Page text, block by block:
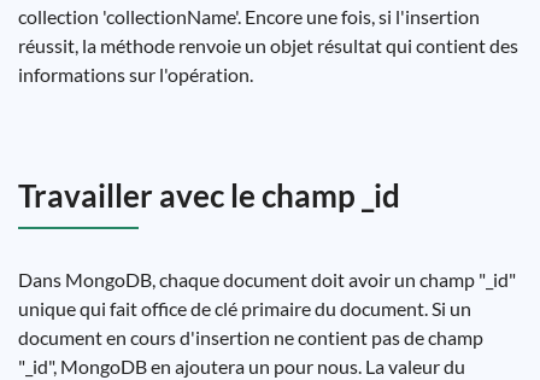
collection 'collectionName'. Encore une fois, si l'insertion
réussit, la méthode renvoie un objet résultat qui contient des
informations sur l'opération.
Travailler avec le champ _id
Dans MongoDB, chaque document doit avoir un champ "_id"
unique qui fait office de clé primaire du document. Si un
document en cours d'insertion ne contient pas de champ
"_id", MongoDB en ajoutera un pour nous. La valeur du